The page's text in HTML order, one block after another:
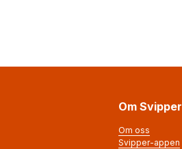
Om Svipper
Om oss
Svipper-appen